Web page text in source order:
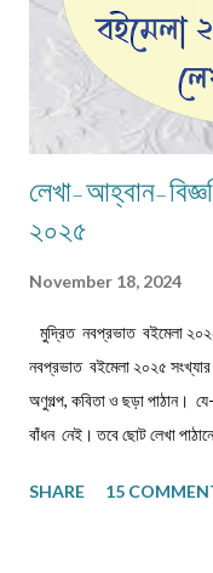
লেখা-আহ্বান-
২০২৫
November 18, 2024
মুদ্রিত নবপ্রভাত বইমেলা
নবপ্রভাত বইমেলা ২০২৫
অণুগল্প, কবিতা ও ছড়া পাঠান।
বাঁধন নেই। তবে ছোট লেখা
৮০০-৯০০ শব্দে, প্রবন্ধ/নিবন্ধ
SHARE 15